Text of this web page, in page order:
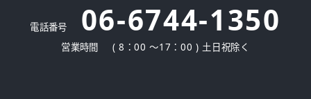
電話番号 06-6744-1350
営業時間 ( 8：00 ～17：00 ) 土日祝除く